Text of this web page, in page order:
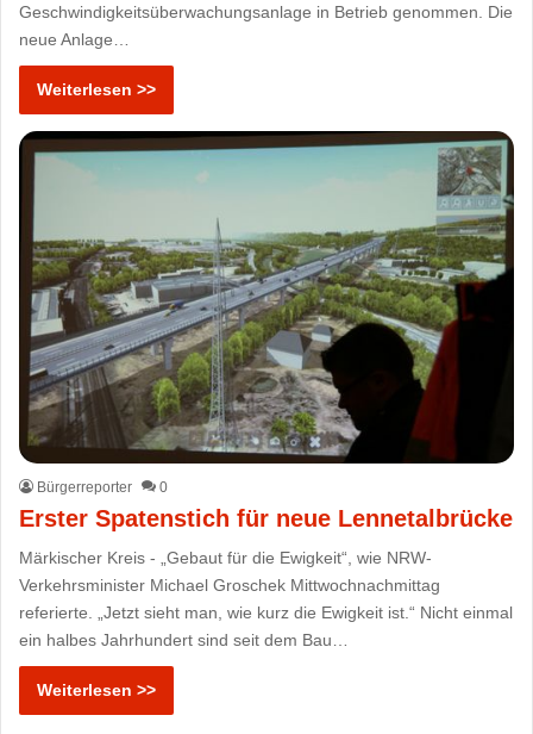
Geschwindigkeitsüberwachungsanlage in Betrieb genommen. Die
neue Anlage…
Weiterlesen >>
Bürgerreporter 0
Erster Spatenstich für neue Lennetalbrücke
Märkischer Kreis - „Gebaut für die Ewigkeit“, wie NRW-
Verkehrsminister Michael Groschek Mittwochnachmittag
referierte. „Jetzt sieht man, wie kurz die Ewigkeit ist.“ Nicht einmal
ein halbes Jahrhundert sind seit dem Bau…
Weiterlesen >>